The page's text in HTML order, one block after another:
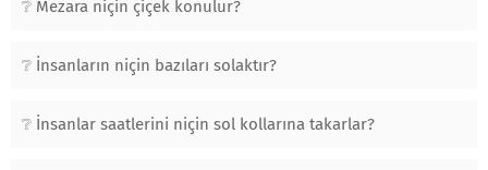
Mezara niçin çiçek konulur?
İnsanların niçin bazıları solaktır?
İnsanlar saatlerini niçin sol kollarına takarlar?